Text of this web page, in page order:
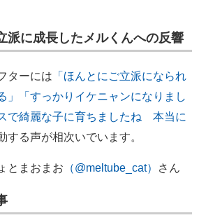
派に成長したメルくんへの反響
ターには 「ほんとにご立派になられ
」
「すっかりイケニャンになりまし
で綺麗な子に育ちましたね 本当に
する声が相次いでいます。
とまおまお （@meltube_cat） さん